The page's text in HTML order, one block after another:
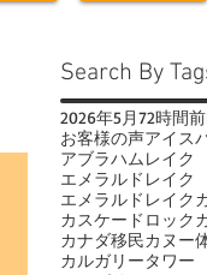
Search By
2026年5月72時間前
お客様の声アイス
アブラハムレイク
エメラルドレイク
エメラルドレイク
カスケードロック
カナダ移民カヌー
カルガリータワー